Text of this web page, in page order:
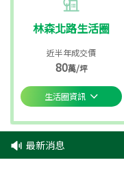
林森北路生活圈
近半年成交價
80萬/坪
生活圈資訊
最新消息